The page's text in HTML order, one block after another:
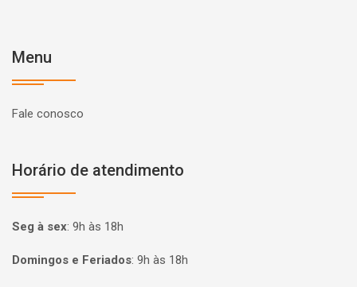
Menu
Fale conosco
Horário de atendimento
Seg à sex: 9h às 18h
Domingos e Feriados: 9h às 18h